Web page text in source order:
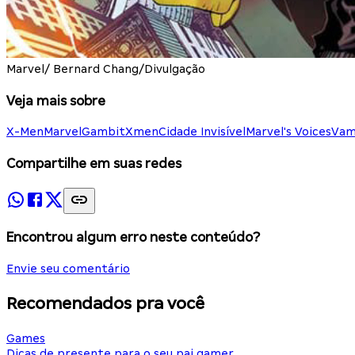
Marvel/ Bernard Chang/Divulgação
Veja mais sobre
X-MenMarvel GambitXmenCidade Invisível Marvel's Voices
Compartilhe em suas redes
Encontrou algum erro neste conteúdo?
Envie seu comentário
Recomendados pra você
Games